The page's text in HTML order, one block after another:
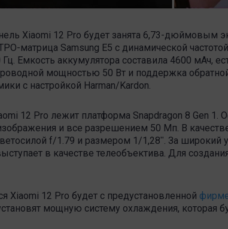
Xiaomi 12 Pro будет занята 6,73-дюймовым
матрица Samsung E5 с динамической
Гц. Емкость аккумулятора составила 4600 мАч,
мощностью 50 Вт и поддержка
с настройкой Harman/Kardon.
12 Pro лежит платформа Snapdragon 8 Gen 1.
и все разрешением 50 Мп. В
f/1.79 и размером 1/1,28ʺ. За широкий
в качестве телеобъектива. Для
Xiaomi 12 Pro будет с предустановленной
мощную систему охлаждения, которая